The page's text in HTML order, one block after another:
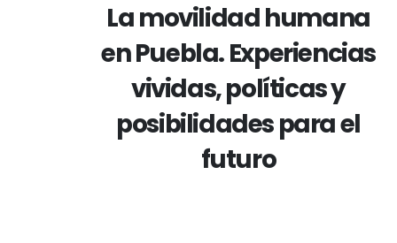
La movilidad humana
en Puebla. Experiencias
vividas, políticas y
posibilidades para el
futuro